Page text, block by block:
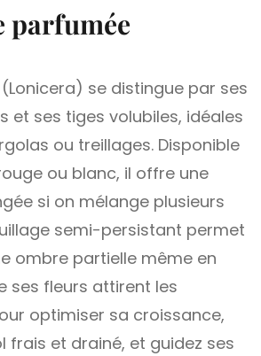
parfumée
se distingue par ses
et ses tiges volubiles, idéales
ou treillages. Disponible
ou blanc, il offre une
si on mélange plusieurs
semi-persistant permet
ombre partielle même en
ses fleurs attirent les
optimiser sa croissance,
frais et drainé, et guidez ses